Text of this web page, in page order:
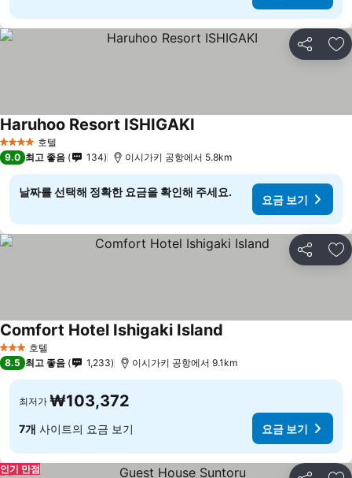
공유 즐
4 성급 호텔
Haruhoo Resort ISHIGAKI
9.0 최고 좋음 134 이시가키 공항에서 5.8km
날짜를 선택해 정확한 요금을 확인해 주세요.
요금 보기
공유 즐
3 성급 호텔
Comfort Hotel Ishigaki Island
8.5 최고 좋음 1,233 이시가키 공항에서 9.1km
최저가 ₩103,372
7개 사이트의 요금 보기 요금 보기
인기 만점